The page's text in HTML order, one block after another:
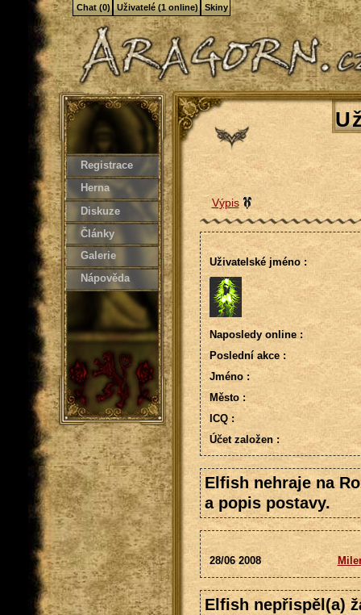
Registrace
Herna
Diskuze
Články
Galerie
Nápověda
Výpis
Uživatelské jméno :
Naposledy online :
Poslední akce :
Jméno :
Město :
ICQ :
Účet založen :
Elfish nehraje na
a popis postavy.
28/06 2008
Elfish nepřispěl(a)
Chat (0) Uživatelé (1 online) Skiny